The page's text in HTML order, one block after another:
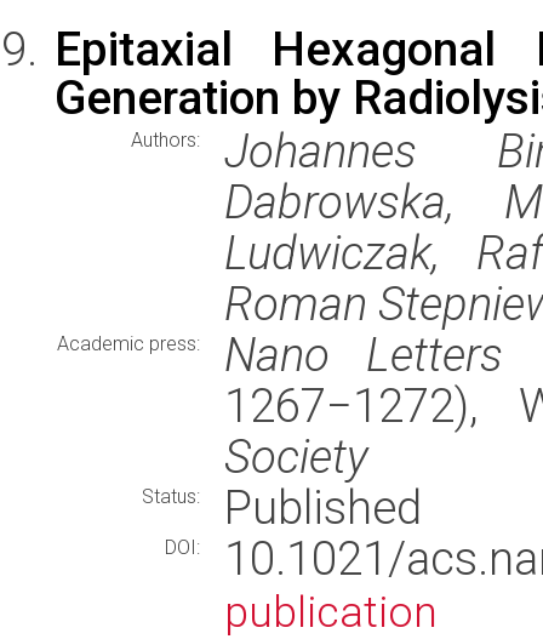
Epitaxial
Generation by
Authors:
Johannes
Dabrowska,
Ludwiczak,
Roman
Academic press: Nano Letters
1267−1272),
Society
Status: Published
DOI: 10.1021/
publication